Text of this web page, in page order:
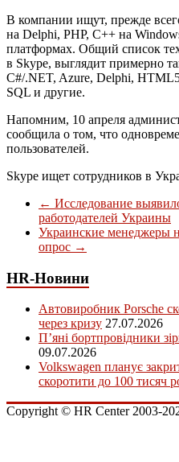
В компании ищут, прежде
на Delphi, PHP, C++ на
платформах. Общий список
в Skype, выглядит примерно
C#/.NET, Azure, Delphi,
SQL и другие.
Напомним, 10 апреля
сообщила о том, что
пользователей.
Skype ищет сотрудников в
← Исследование
работодателей Украины
Украинские менеджеры
опрос →
HR-Новини
Автовиробник Porsche
через кризу 27.07.2026
П’яні бортпровідники
09.07.2026
Volkswagen планує
скоротити до 100 тисяч
Copyright © HR Center 2003-